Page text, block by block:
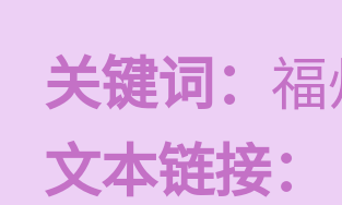
关键词： 福
文本链接：